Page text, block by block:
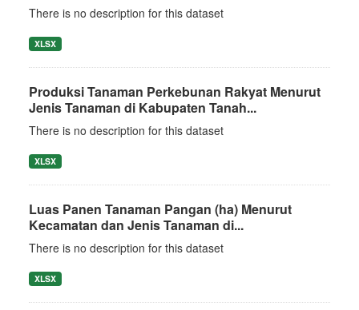
There is no description for this dataset
XLSX
Produksi Tanaman Perkebunan Rakyat Menurut
Jenis Tanaman di Kabupaten Tanah...
There is no description for this dataset
XLSX
Luas Panen Tanaman Pangan (ha) Menurut
Kecamatan dan Jenis Tanaman di...
There is no description for this dataset
XLSX